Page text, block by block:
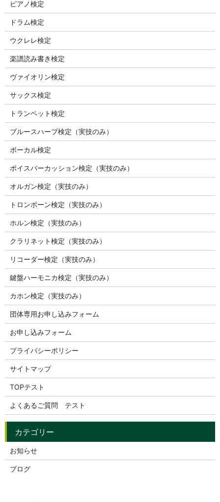
ピアノ検定
ドラム検定
ウクレレ検定
楽譜読み書き検定
ヴァイオリン検定
サックス検定
トランペット検定
ブルースハープ検定（実技のみ）
ボーカル検定
ボイスパーカッション検定（実技のみ）
オルガン検定（実技のみ）
トロンボーン検定（実技のみ）
ホルン検定（実技のみ）
クラリネット検定（実技のみ）
リコーダー検定（実技のみ）
鍵盤ハーモニカ検定（実技のみ）
カホン検定（実技のみ）
団体専用お申し込みフォーム
お申し込みフォーム
プライバシーポリシー
サイトマップ
TOPテスト
よくあるご質問 テスト
お知らせ
ブログ